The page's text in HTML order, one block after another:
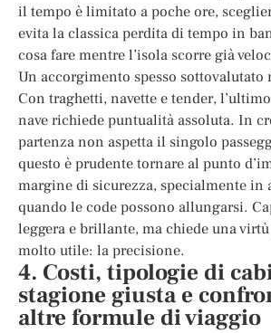
il tempo è limitato a poche ore,
evita la classica perdita di tempo in
cosa fare mentre l’isola scorre già
Un accorgimento spesso
Con traghetti, navette e tender,
nave richiede puntualità assoluta. In
partenza non aspetta il singolo
questo è prudente tornare al punto
margine di sicurezza, specialmente in
quando le code possono allungarsi.
leggera e brillante, ma chiede una
molto utile: la precisione.
4. Costi, tipologie di
stagione giusta e
altre formule di viaggio